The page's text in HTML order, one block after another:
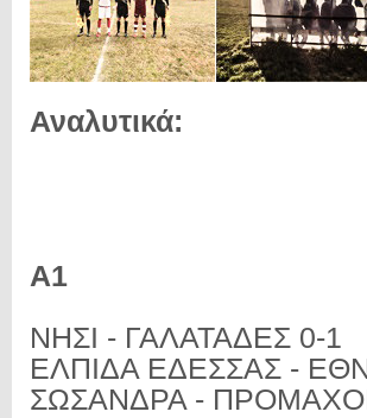
Αναλυτικά:
Α1
ΝΗΣΙ - ΓΑΛΑΤΑΔΕΣ 0-1
ΕΛΠΙΔΑ ΕΔΕΣΣΑΣ -
ΣΩΣΑΝΔΡΑ -